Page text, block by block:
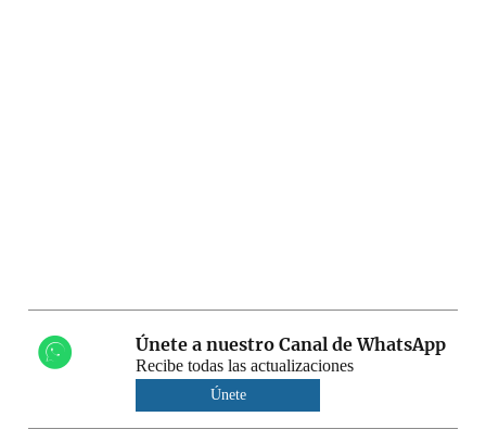
Únete a nuestro Canal de WhatsApp
Recibe todas las actualizaciones
Únete